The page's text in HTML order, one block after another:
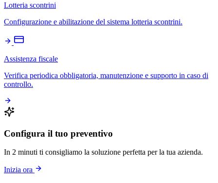
Lotteria scontrini
Configurazione e abilitazione del sistema lotteria scontrini.
Assistenza fiscale
Verifica periodica obbligatoria, manutenzione e supporto in caso di
controllo.
Configura il tuo preventivo
In 2 minuti ti consigliamo la soluzione perfetta per la tua azienda.
Inizia ora